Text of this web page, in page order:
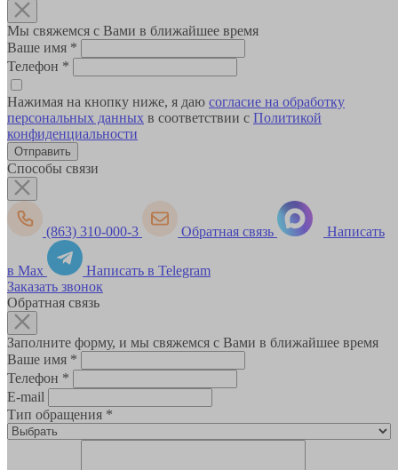
Мы свяжемся с Вами в ближайшее время
Ваше имя *
Телефон *
Нажимая на кнопку ниже, я даю согласие на обработку
персональных данных в соответствии с Политикой
конфиденциальности
Способы связи
(863) 310-000-3 Обратная связь Написать
в Max
Написать в Telegram
Заказать звонок
Обратная связь
Заполните форму, и мы свяжемся с Вами в ближайшее время
Ваше имя *
Телефон *
E-mail
Тип обращения *